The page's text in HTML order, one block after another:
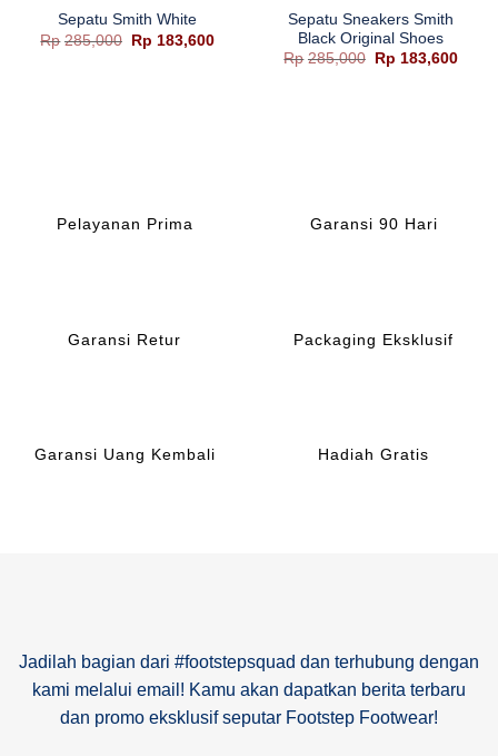
Sepatu Smith White
Rp 285,000
Harga
aslinya
Rp 183,600Harga
Sepatu Sneakers Smith
Black Original Shoes
Rp 285,000
Harga
aslinya
Rp 183,600
Pelayanan Prima Garansi 90 Hari
Garansi Retur Packaging Eksklusif
Garansi Uang Kembali Hadiah Gratis
Jadilah bagian dari #footstepsquad dan terhubung dengan
kami melalui email! Kamu akan dapatkan berita terbaru
dan promo eksklusif seputar Footstep Footwear!